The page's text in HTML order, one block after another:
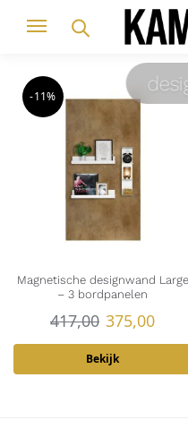
-11%
Magnetische designwand Large
– 3 bordpanelen
417,00 375,00
Bekijk